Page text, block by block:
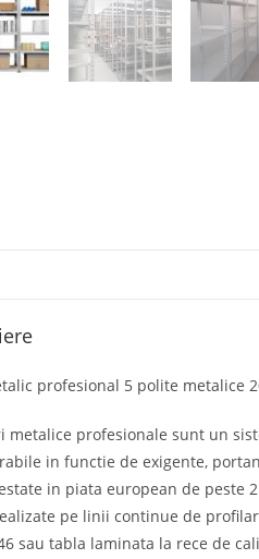
profesional 5 polite metalice
metalice profesionale sunt un
in functie de exigente,
in piata european de peste
pe linii continue de
sau tabla laminata la rece de